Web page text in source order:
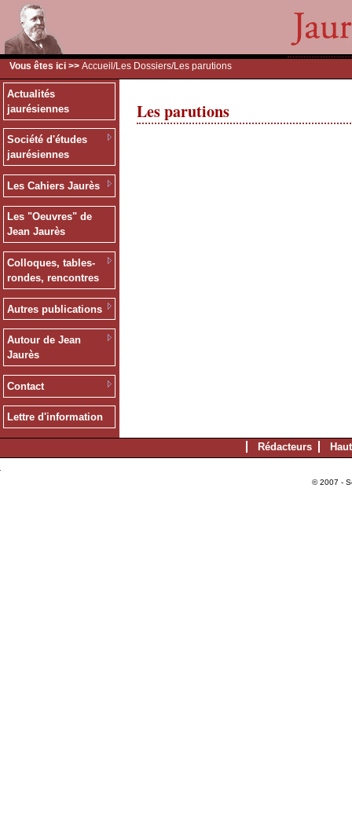
Vous êtes ici >> Accueil /Les Dossiers/Les parutions
Actualités
jaurésiennes
Société d'études
jaurésiennes
Les Cahiers Jaurès
Les "Oeuvres" de
Jean Jaurès
Colloques, tables-
rondes, rencontres
Autres publications
Autour de Jean
Jaurès
Contact
Lettre d'information
Les parutions
Rédacteurs
© 2007 -